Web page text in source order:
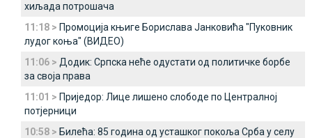
хиљада потрошача
11:18 > Промоција књиге Борислава Јанковића "Пуковник
лудог коња" (ВИДЕО)
11:06 > Додик: Српска неће одустати од политичке борбе
за своја права
11:01 > Приједор: Лице лишено слободе по Централној
потјерници
10:58 > Билећа: 85 година од усташког покоља Срба у селу